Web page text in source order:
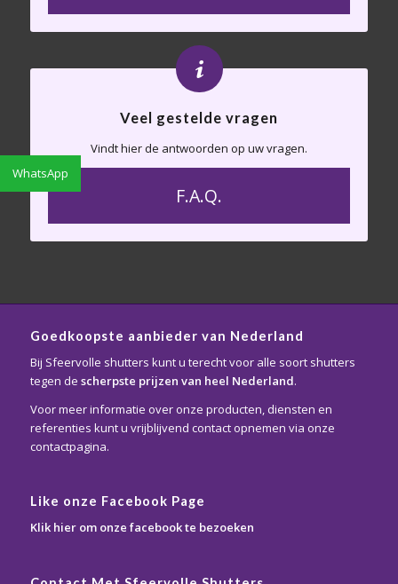
Veel gestelde vragen
Vindt hier de antwoorden op uw vragen.
F.A.Q.
Goedkoopste aanbieder van Nederland
Bij Sfeervolle shutters kunt u terecht voor alle soort shutters
tegen de scherpste prijzen van heel Nederland.
Voor meer informatie over onze producten, diensten en
referenties kunt u vrijblijvend contact opnemen via onze
contactpagina.
Like onze Facebook Page
Klik hier om onze facebook te bezoeken
WhatsApp